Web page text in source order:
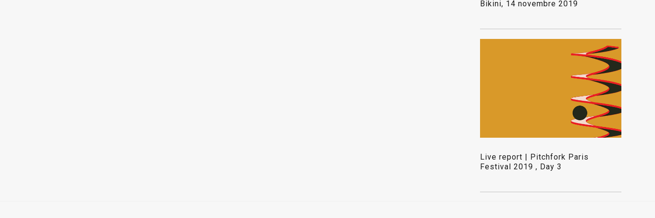
Bikini, 14 novembre 2019
Live report | Pitchfork Paris
Festival 2019 , Day 3